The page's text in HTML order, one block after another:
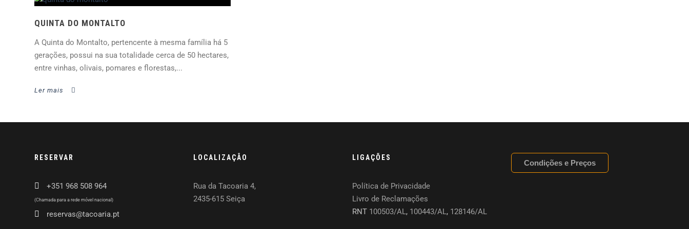
QUINTA DO MONTALTO
A Quinta do Montalto, pertencente à mesma família há 5
gerações, possui na sua totalidade cerca de 50 hectares,
entre vinhas, olivais, pomares e florestas,...
Ler mais
RESERVAR
+351 968 508 964
(Chamada para a rede móvel nacional)
reservas@tacoaria.pt
LOCALIZAÇÃO
Rua da Tacoaria 4,
2435-615 Seiça
LIGAÇÕES
Política de Privacidade
Livro de Reclamações
RNT 100503/AL, 100443/AL, 128146/AL
Condições e Preços